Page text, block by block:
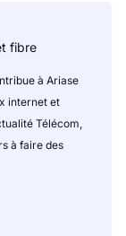
fibre
à Ariase
internet et
Télécom,
à faire des